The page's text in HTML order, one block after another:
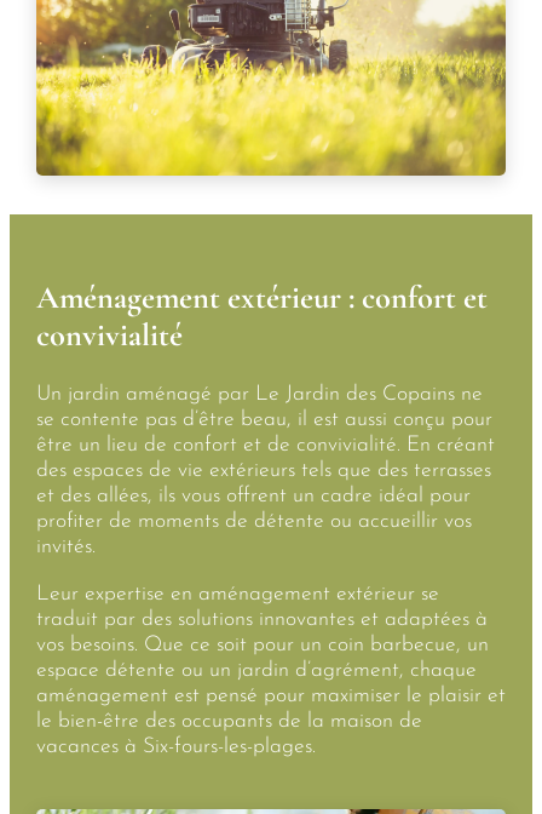
Aménagement extérieur : confort et
convivialité
Un jardin aménagé par Le Jardin des Copains ne
se contente pas d’être beau, il est aussi conçu pour
être un lieu de confort et de convivialité. En créant
des espaces de vie extérieurs tels que des terrasses
et des allées, ils vous offrent un cadre idéal pour
profiter de moments de détente ou accueillir vos
invités.
Leur expertise en aménagement extérieur se
traduit par des solutions innovantes et adaptées à
vos besoins. Que ce soit pour un coin barbecue, un
espace détente ou un jardin d’agrément, chaque
aménagement est pensé pour maximiser le plaisir et
le bien-être des occupants de la maison de
vacances à Six-fours-les-plages.